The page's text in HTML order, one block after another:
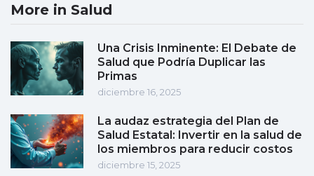
More in Salud
Una Crisis Inminente: El Debate de
Salud que Podría Duplicar las
Primas
diciembre 16, 2025
La audaz estrategia del Plan de
Salud Estatal: Invertir en la salud de
los miembros para reducir costos
diciembre 15, 2025